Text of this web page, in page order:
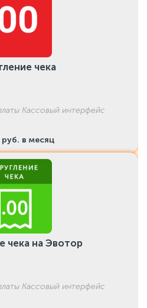
чека
Кассовый интерфейс
в месяц
чека на Эвотор
Кассовый интерфейс